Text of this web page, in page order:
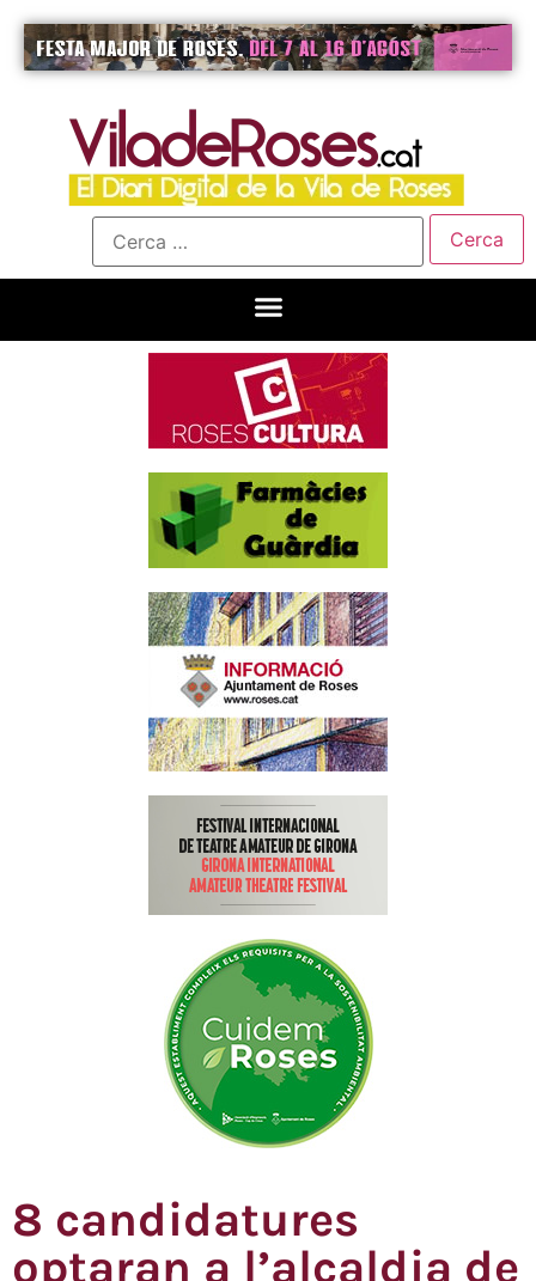
8 candidatures
optaran a l’alcaldia de